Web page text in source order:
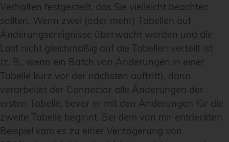
Verhalten festgestellt, das Sie vielleicht beachten
sollten. Wenn zwei (oder mehr) Tabellen auf
Änderungsereignisse überwacht werden und die
Last nicht gleichmäßig auf die Tabellen verteilt ist
(z. B., wenn ein Batch von Änderungen in einer
Tabelle kurz vor der nächsten auftritt), dann
verarbeitet der Connector alle Änderungen der
ersten Tabelle, bevor er mit den Änderungen für die
zweite Tabelle beginnt. Bei dem von mir entdeckten
Beispiel kam es zu einer Verzögerung von